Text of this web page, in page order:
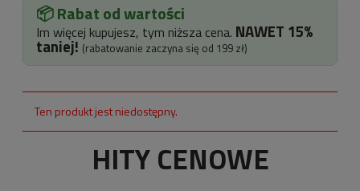
📦 Rabat od wartości
Im więcej kupujesz, tym niższa cena. NAWET 15%
taniej! (rabatowanie zaczyna się od 199 zł)
Ten produkt jest niedostępny.
HITY CENOWE